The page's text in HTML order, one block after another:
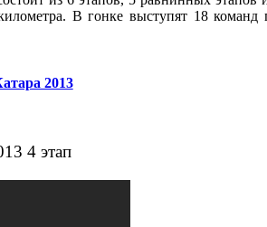
В гонке выступят 18
2013
4 этап